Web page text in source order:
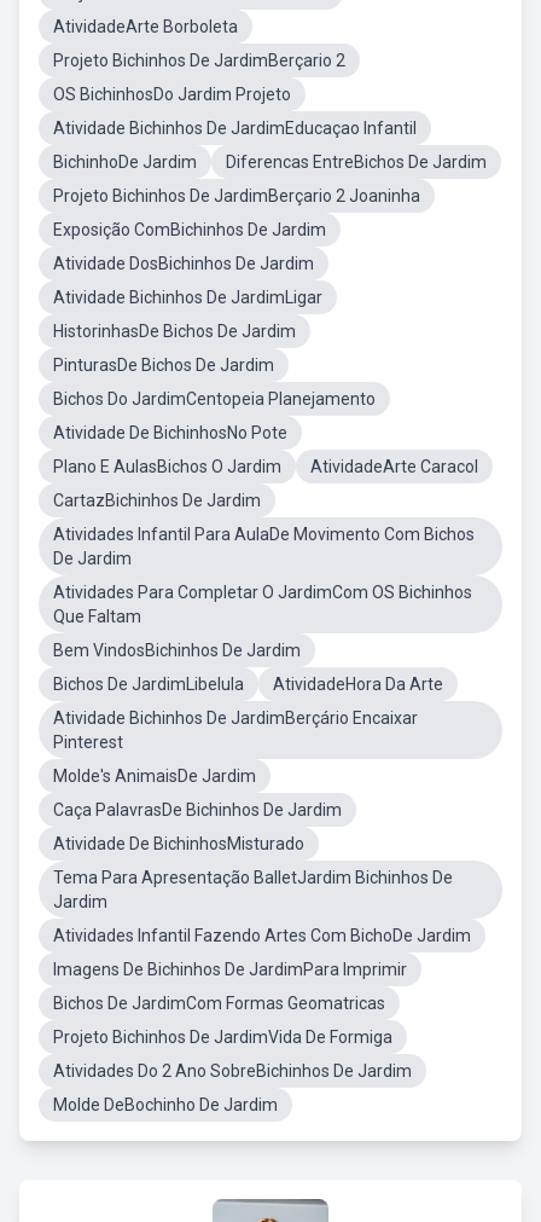
AtividadeArte Borboleta
Projeto Bichinhos De JardimBerçario 2
OS BichinhosDo Jardim Projeto
Atividade Bichinhos De JardimEducaçao Infantil
BichinhoDe Jardim
Diferencas EntreBichos De Jardim
Projeto Bichinhos De JardimBerçario 2 Joaninha
Exposição ComBichinhos De Jardim
Atividade DosBichinhos De Jardim
Atividade Bichinhos De JardimLigar
HistorinhasDe Bichos De Jardim
PinturasDe Bichos De Jardim
Bichos Do JardimCentopeia Planejamento
Atividade De BichinhosNo Pote
Plano E AulasBichos O Jardim
AtividadeArte Caracol
CartazBichinhos De Jardim
Atividades Infantil Para AulaDe Movimento Com Bichos
De Jardim
Atividades Para Completar O JardimCom OS Bichinhos
Que Faltam
Bem VindosBichinhos De Jardim
Bichos De JardimLibelula
AtividadeHora Da Arte
Atividade Bichinhos De JardimBerçário Encaixar
Pinterest
Molde's AnimaisDe Jardim
Caça PalavrasDe Bichinhos De Jardim
Atividade De BichinhosMisturado
Tema Para Apresentação BalletJardim Bichinhos De
Jardim
Atividades Infantil Fazendo Artes Com BichoDe Jardim
Imagens De Bichinhos De JardimPara Imprimir
Bichos De JardimCom Formas Geomatricas
Projeto Bichinhos De JardimVida De Formiga
Atividades Do 2 Ano SobreBichinhos De Jardim
Molde DeBochinho De Jardim